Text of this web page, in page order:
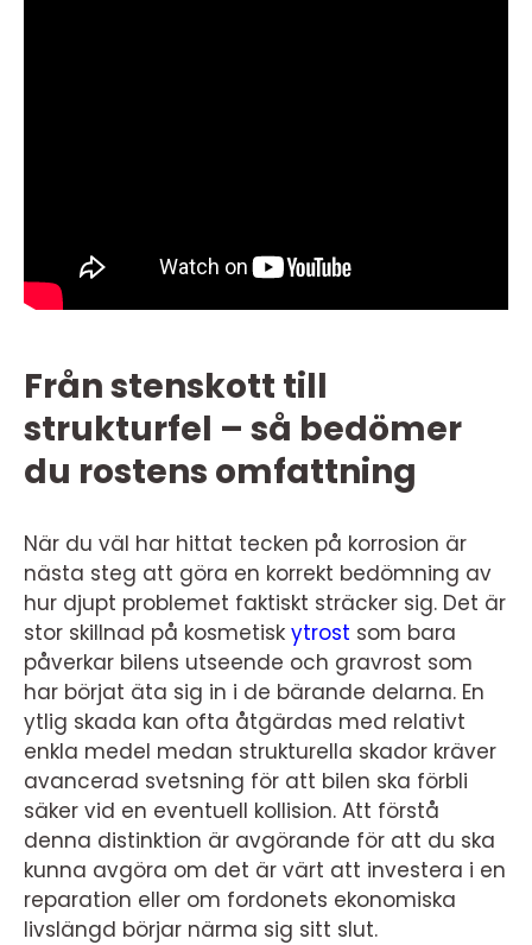
Från stenskott till
strukturfel – så bedömer
du rostens omfattning
När du väl har hittat tecken på korrosion är
nästa steg att göra en korrekt bedömning av
hur djupt problemet faktiskt sträcker sig. Det är
stor skillnad på kosmetisk ytrost som bara
påverkar bilens utseende och gravrost som
har börjat äta sig in i de bärande delarna. En
ytlig skada kan ofta åtgärdas med relativt
enkla medel medan strukturella skador kräver
avancerad svetsning för att bilen ska förbli
säker vid en eventuell kollision. Att förstå
denna distinktion är avgörande för att du ska
kunna avgöra om det är värt att investera i en
reparation eller om fordonets ekonomiska
livslängd börjar närma sig sitt slut.